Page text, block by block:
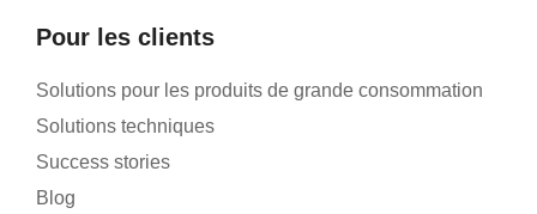
Pour les clients
Solutions pour les produits de grande consommation
Solutions techniques
Success stories
Blog